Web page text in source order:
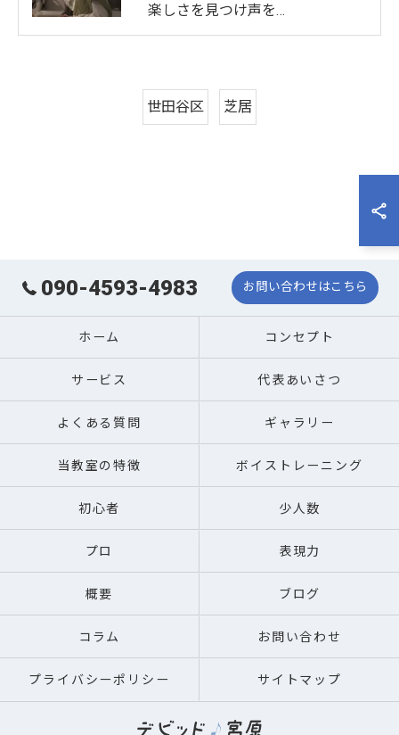
楽しさを見つけ声を…
世田谷区 芝居
090-4593-4983 お問い合わせはこちら
ホーム コンセプト
サービス 代表あいさつ
よくある質問 ギャラリー
当教室の特徴 ボイストレーニング
初心者 少人数
プロ 表現力
概要 ブログ
コラム お問い合わせ
プライバシーポリシー サイトマップ